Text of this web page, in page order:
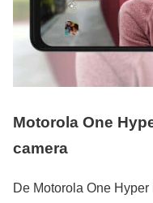
Motorola One
camera
De Motorola One Hyper